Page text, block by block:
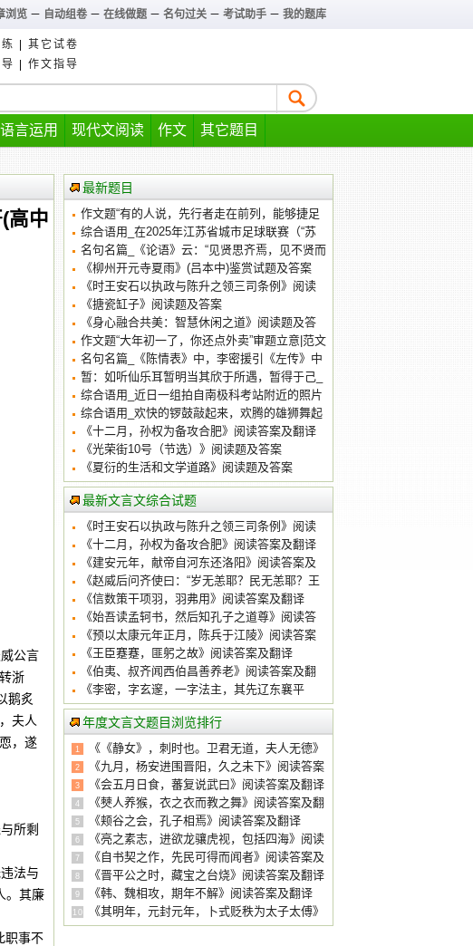
浏览 － 自动组卷－ 在线做题 － 名句过关 － 考试助手 － 我的题库
其它试卷
作文指导
语言运用 现代文阅读 作文 其它题目
高中
公言
浙
鹅炙
夫人
，遂
所剩
法与
。其廉
职事不
最新题目
作文题“有的人说，先行者走在前列，能够捷足
先登”审题立意|范文
综合语用_在2025年江苏省城市足球联赛（“苏
超”）的赛场上
名句名篇_《论语》云：“见贤思齐焉，见不贤而
内自省也。”荀子在《劝学》中也用_练习及答案
《柳州开元寺夏雨》(吕本中)鉴赏试题及答案
《时王安石以执政与陈升之领三司条例》阅读
答案及翻译
《搪瓷缸子》阅读题及答案
《身心融合共美：智慧休闲之道》阅读题及答
案 作文题“大年初一了，你还点外卖”审题立意|范文
名句名篇_《陈情表》中，李密援引《左传》中
的典故_练习及答案
暂：如听仙乐耳暂明当其欣于所遇，暂得于己_
阅读答案及翻译
综合语用_近日一组拍自南极科考站附近的照片
引发关注
综合语用_欢快的锣鼓敲起来，欢腾的雄狮舞起
来
《十二月，孙权为备攻合肥》阅读答案及翻译
《光荣街10号（节选）》阅读题及答案
《夏衍的生活和文学道路》阅读题及答案
最新文言文综合试题
《时王安石以执政与陈升之领三司条例》阅读
答案及翻译
《十二月，孙权为备攻合肥》阅读答案及翻译
《建安元年，献帝自河东还洛阳》阅读答案及
翻译《赵威后问齐使曰：“岁无恙耶？民无恙耶？王
亦无恙耶？”》阅读答案及翻译
《信数策干项羽，羽弗用》阅读答案及翻译
《始吾读孟轲书，然后知孔子之道尊》阅读答
案及翻译
《预以太康元年正月，陈兵于江陵》阅读答案
及翻译《王臣蹇蹇，匪躬之故》阅读答案及翻译
《伯夷、叔齐闻西伯昌善养老》阅读答案及翻
译
《李密，字玄邃，一字法主，其先辽东襄平
人》阅读答案及翻译
年度文言文题目浏览排行
1
《《静女》，刺时也。卫君无道，夫人无德》
阅读答案及翻译
2
《九月，杨安进围晋阳，久之未下》阅读答案
及翻译
3 《会五月日食，蕃复说武曰》阅读答案及翻译
4
《僰人养猴，衣之衣而教之舞》阅读答案及翻
5 《颊谷之会，孔子相焉》阅读答案及翻译
6
《亮之素志，进欲龙骧虎视，包括四海》阅读
答案及翻译
7
《自书契之作，先民可得而闻者》阅读答案及
翻译
8 《晋平公之时，藏宝之台烧》阅读答案及翻译
9 《韩、魏相攻，期年不解》阅读答案及翻译
10
《其明年，元封元年，卜式贬秩为太子太傅》
阅读答案及翻译